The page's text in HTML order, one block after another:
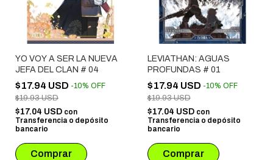
YO VOY A SER LA NUEVA
JEFA DEL CLAN # 04
$17.94 USD -10% OFF
$19.93 USD
$17.04 USD con
Transferencia o depósito
bancario
LEVIATHAN: AGUAS
PROFUNDAS # 01
$17.94 USD -10% OFF
$19.93 USD
$17.04 USD con
Transferencia o depósito
bancario